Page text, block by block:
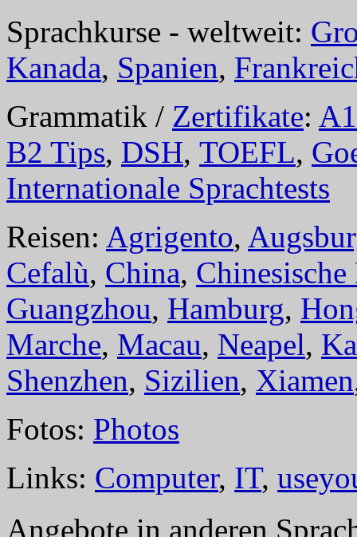
Sprachkurse - weltweit:
Kanada, Spanien,
Grammatik / Zertifikate: A1
B2 Tips, DSH, TOEFL,
Internationale Sprachtests
Reisen: Agrigento,
Cefalù, China, Chinesische
Guangzhou, Hamburg,
Marche, Macau, Neapel,
Shenzhen, Sizilien, Xiamen
Fotos: Photos
Links: Computer, IT,
Angebote in anderen